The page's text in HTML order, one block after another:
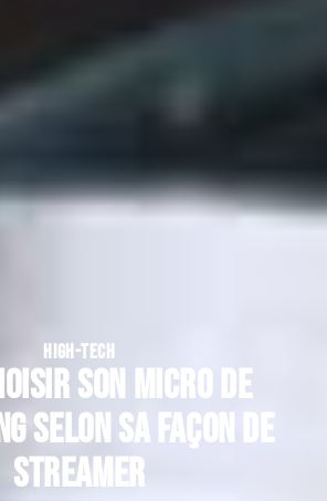
HIGH-TECH
son micro de
selon sa façon de
streamer